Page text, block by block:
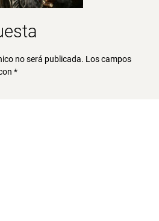
no será publicada. Los campos
*